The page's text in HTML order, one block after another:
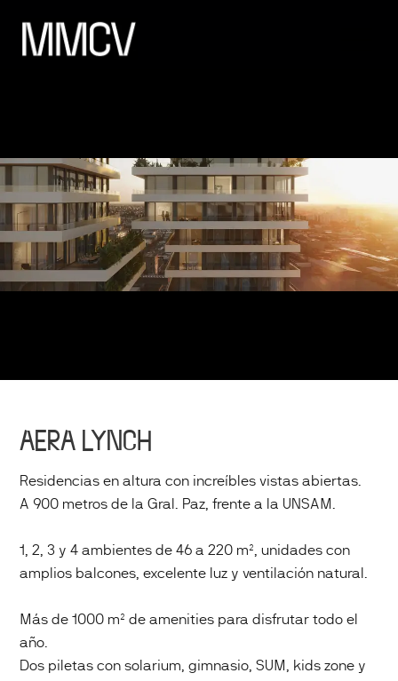
AERA LYNCH
Residencias en altura con increíbles vistas abiertas.
A 900 metros de la Gral. Paz, frente a la UNSAM.
1, 2, 3 y 4 ambientes de 46 a 220 m², unidades con
amplios balcones, excelente luz y ventilación natural.
Más de 1000 m² de amenities para disfrutar todo el
año.
Dos piletas con solarium, gimnasio, SUM, kids zone y